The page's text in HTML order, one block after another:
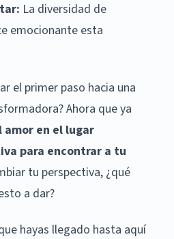
La diversidad de
emocionante esta
el primer paso hacia una
Ahora que ya
amor en el lugar
para encontrar a tu
tu perspectiva, ¿qué
a dar?
hayas llegado hasta aquí